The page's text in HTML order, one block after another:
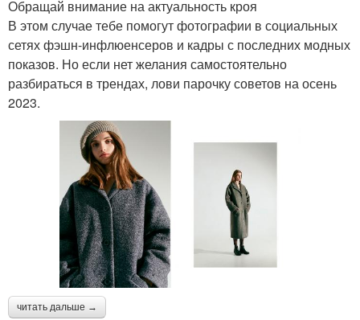
Обращай внимание на актуальность кроя
В этом случае тебе помогут фотографии в социальных
сетях фэшн-инфлюенсеров и кадры с последних модных
показов. Но если нет желания самостоятельно
разбираться в трендах, лови парочку советов на осень
2023.
читать дальше →